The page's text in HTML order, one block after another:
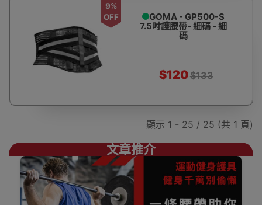
9%
OFF
GOMA - GP500-S
7.5吋護腰帶- 細碼 - 細
碼
$120$133
顯示 1 - 25 / 25 (共 1 頁)
文章推介